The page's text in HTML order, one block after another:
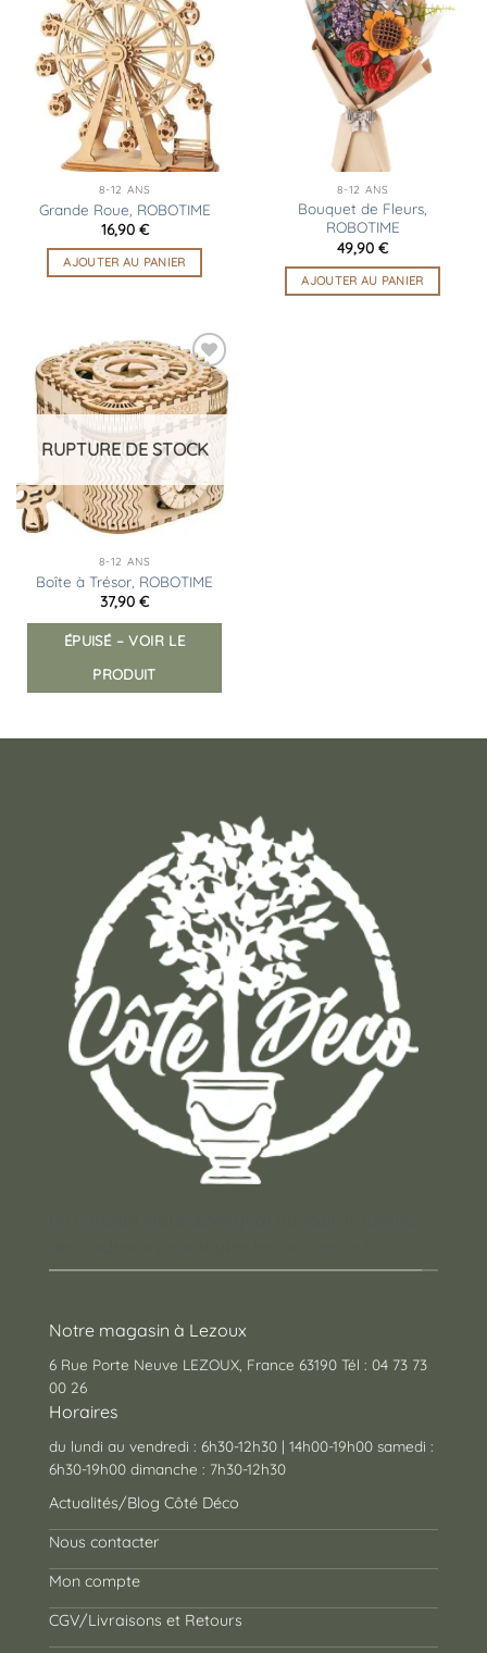
Ajouter
à la
liste
d’envies
8-12 ANS
Grande Roue, ROBOTIME
16,90 €
AJOUTER AU PANIER
Ajouter
à la
liste
d’envies
8-12 ANS
Bouquet de Fleurs,
ROBOTIME
49,90 €
AJOUTER AU PANIER
Ajouter
à la
liste
d’envies
RUPTURE DE STOCK
8-12 ANS
Boîte à Trésor, ROBOTIME
37,90 €
ÉPUISÉ – VOIR LE
PRODUIT
Notre magasin à Lezoux
6 Rue Porte Neuve LEZOUX, France 63190 Tél : 04 73 73
00 26
Horaires
du lundi au vendredi : 6h30-12h30 | 14h00-19h00 samedi :
6h30-19h00 dimanche : 7h30-12h30
Actualités/Blog Côté Déco
Nous contacter
Mon compte
CGV/Livraisons et Retours